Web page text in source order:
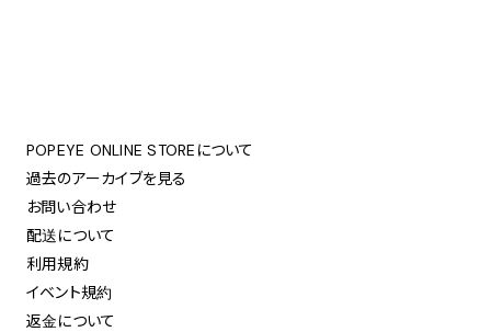
POPEYE ONLINE STOREについて
過去のアーカイブを見る
お問い合わせ
配送について
利用規約
イベント規約
返金について